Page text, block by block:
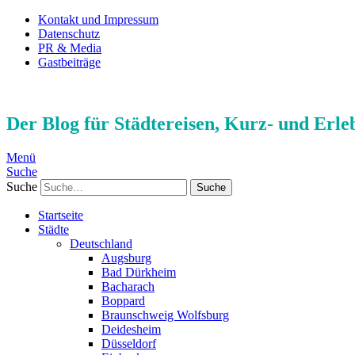
Kontakt und Impressum
Datenschutz
PR & Media
Gastbeiträge
Der Blog für Städtereisen, Kurz- und
Menü
Suche
Suche
Startseite
Städte
Deutschland
Augsburg
Bad Dürkheim
Bacharach
Boppard
Braunschweig Wolfsburg
Deidesheim
Düsseldorf